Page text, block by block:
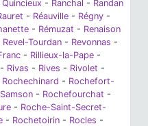
Quincieux - Ranchal - Randan
- Réauville - Régny -
- Rémuzat - Renaison
Revel-Tourdan - Revonnas -
- Rillieux-la-Pape -
- Rivas - Rives - Rivolet -
Rochechinard - Rochefort-
- Rochefourchat -
- Roche-Saint-Secret-
- Rochetoirin - Rocles -